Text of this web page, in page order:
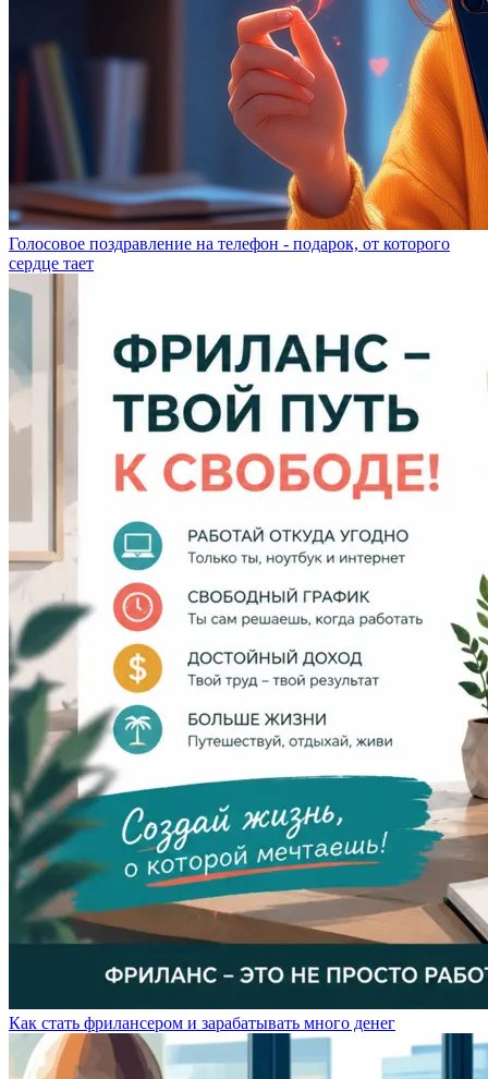
Голосовое поздравление на телефон - подарок, от которого
сердце тает
Как стать фрилансером и зарабатывать много денег